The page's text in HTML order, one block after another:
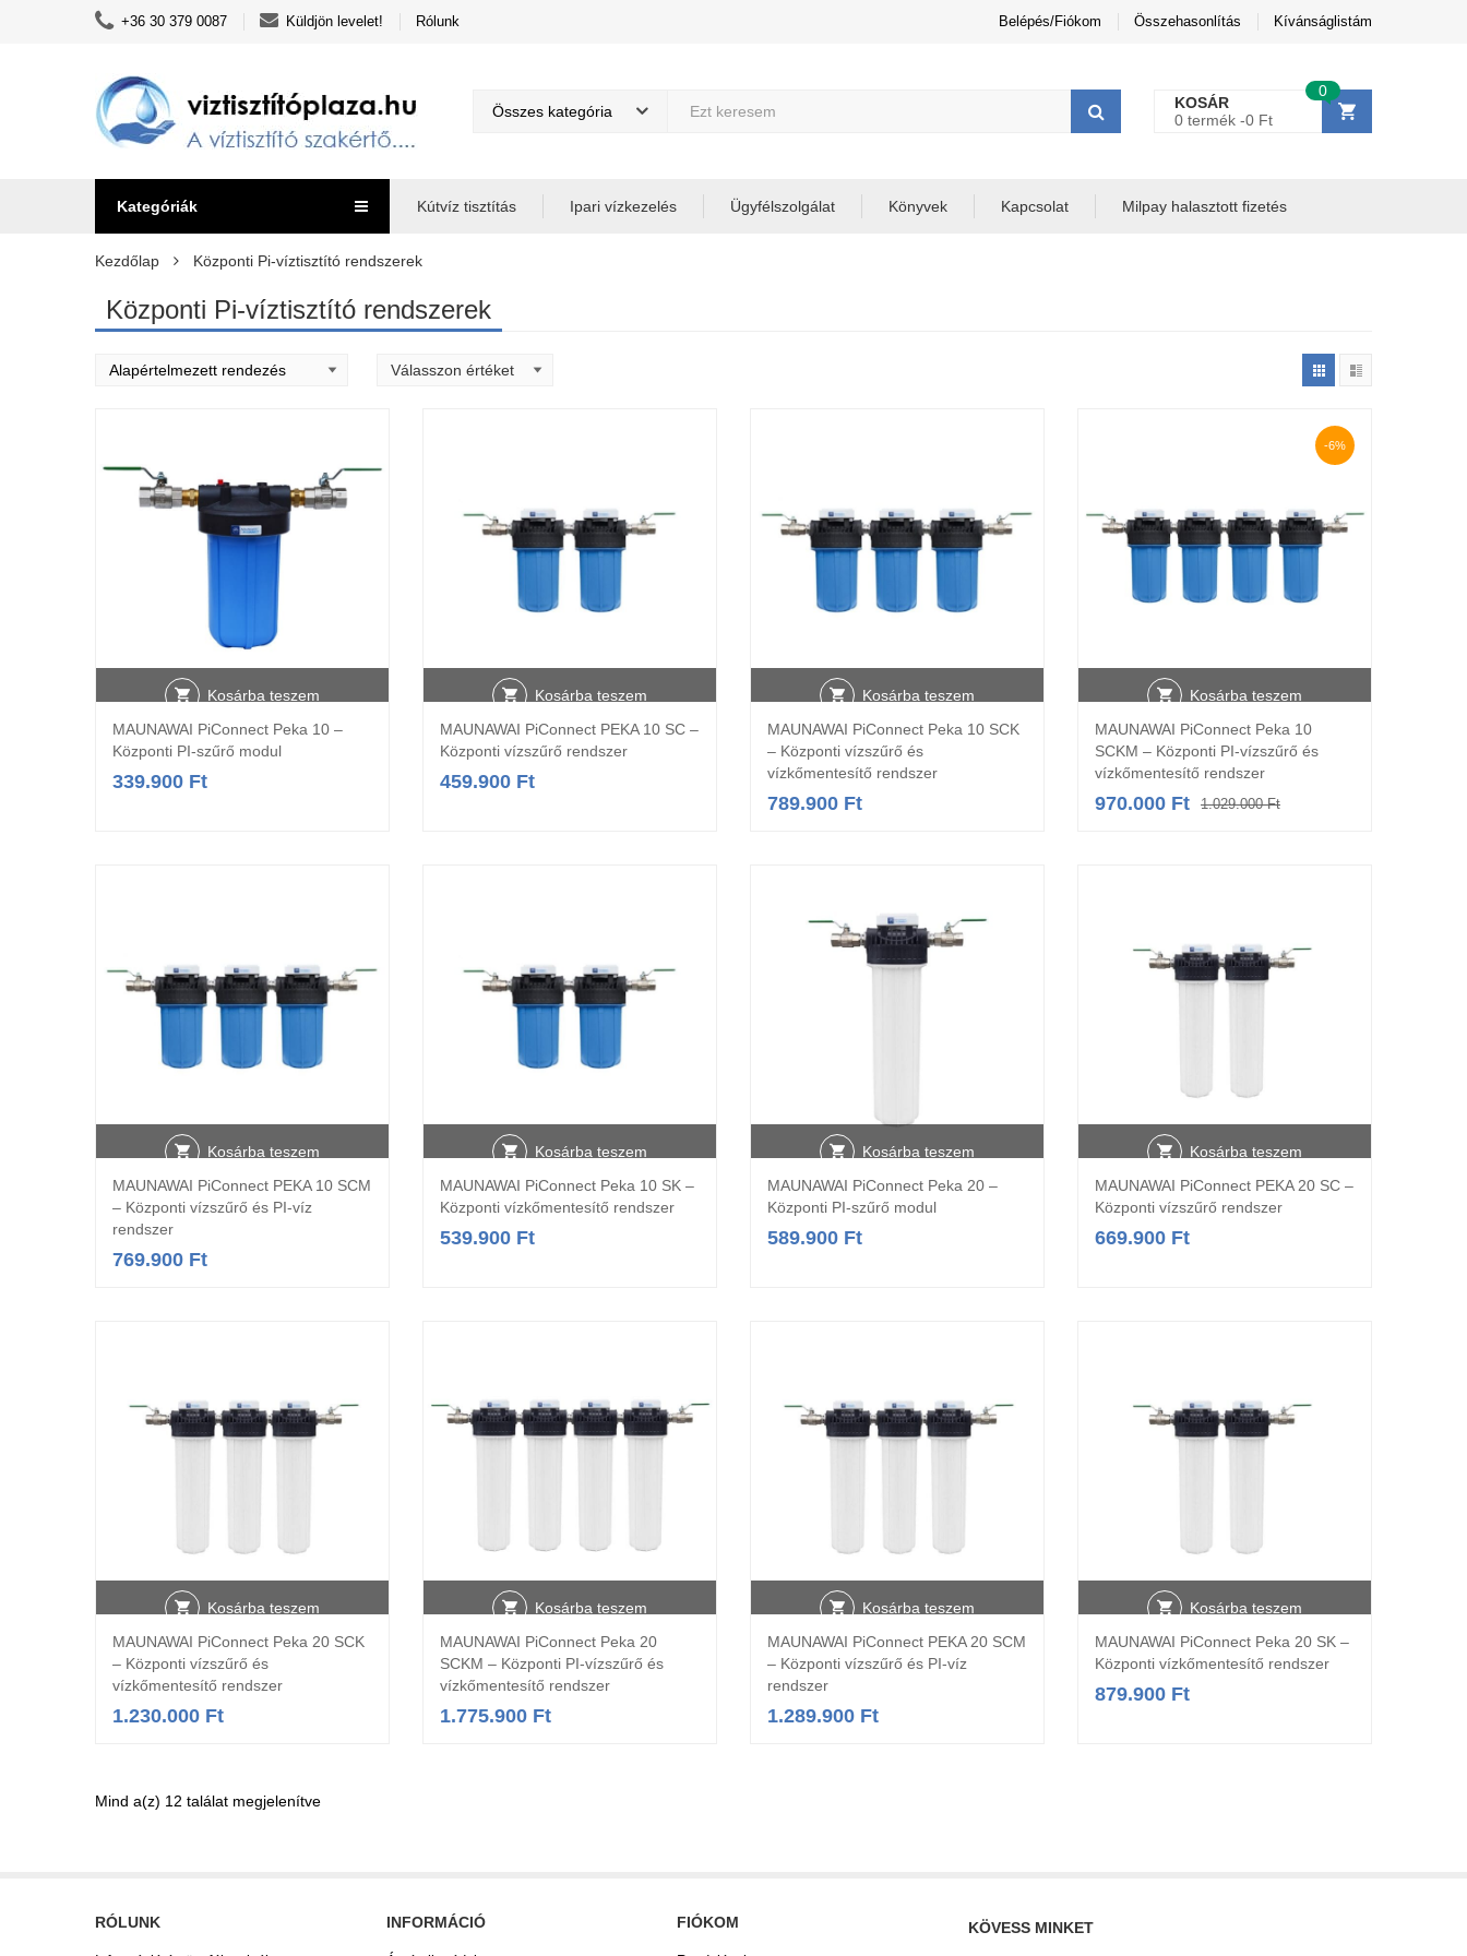
+36 30 379 0087 Küldjön levelet! Rólunk Belépés/Fiókom Összehasonlítás Kívánságlistám
Összes kategória
KOSÁR
0 termék -0 Ft
0
Kategóriák Kútvíz tisztítás Ipari vízkezelés Ügyfélszolgálat Könyvek Kapcsolat Milpay halasztott fizetés
Kezdőlap Központi Pi-víztisztító rendszerek
Központi Pi-víztisztító rendszerek
Kosárba teszem
MAUNAWAI PiConnect Peka 10 –
Központi PI-szűrő modul
339.900 Ft
Kosárba teszem
MAUNAWAI PiConnect PEKA 10 SC –
Központi vízszűrő rendszer
459.900 Ft
Kosárba teszem
MAUNAWAI PiConnect Peka 10 SCK
– Központi vízszűrő és
vízkőmentesítő rendszer
789.900 Ft
-6%
Kosárba teszem
MAUNAWAI PiConnect Peka 10
SCKM – Központi PI-vízszűrő és
vízkőmentesítő rendszer
1.029.000FtOriginal
970.000 Ft
Current
Kosárba teszem
MAUNAWAI PiConnect PEKA 10 SCM
– Központi vízszűrő és PI-víz
rendszer
769.900 Ft
Kosárba teszem
MAUNAWAI PiConnect Peka 10 SK –
Központi vízkőmentesítő rendszer
539.900 Ft
Kosárba teszem
MAUNAWAI PiConnect Peka 20 –
Központi PI-szűrő modul
589.900 Ft
Kosárba teszem
MAUNAWAI PiConnect PEKA 20 SC –
Központi vízszűrő rendszer
669.900 Ft
Kosárba teszem
MAUNAWAI PiConnect Peka 20 SCK
– Központi vízszűrő és
vízkőmentesítő rendszer
1.230.000 Ft
Kosárba teszem
MAUNAWAI PiConnect Peka 20
SCKM – Központi PI-vízszűrő és
vízkőmentesítő rendszer
1.775.900 Ft
Kosárba teszem
MAUNAWAI PiConnect PEKA 20 SCM
– Központi vízszűrő és PI-víz
rendszer
1.289.900 Ft
Kosárba teszem
MAUNAWAI PiConnect Peka 20 SK –
Központi vízkőmentesítő rendszer
879.900 Ft
Mind a(z) 12 találat megjelenítve
RÓLUNK INFORMÁCIÓ FIÓKOM KÖVESS MINKET